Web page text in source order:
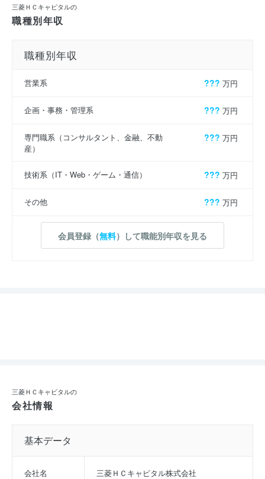
三菱ＨＣキャピタルの
職種別年収
職種別年収
営業系 ??? 万円
企画・事務・管理系 ??? 万円
専門職系（コンサルタント、金融、不動
産）
??? 万円
技術系（IT・Web・ゲーム・通信） ??? 万円
その他 ??? 万円
会員登録（無料）して職能別年収を見る
三菱ＨＣキャピタルの
会社情報
基本データ
会社名 三菱ＨＣキャピタル株式会社